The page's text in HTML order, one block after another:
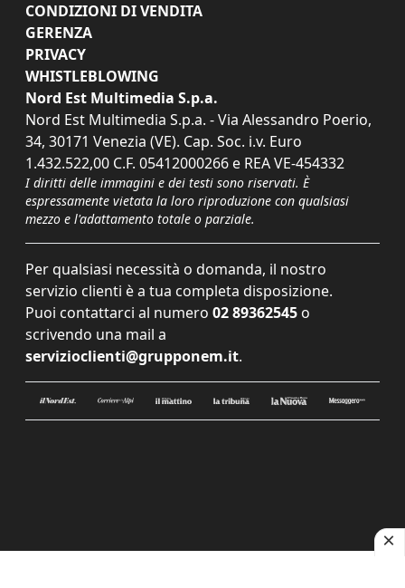
CONDIZIONI DI VENDITA
GERENZA
PRIVACY
WHISTLEBLOWING
Nord Est Multimedia S.p.a.
Nord Est Multimedia S.p.a. - Via Alessandro Poerio,
34, 30171 Venezia (VE). Cap. Soc. i.v. Euro
1.432.522,00 C.F. 05412000266 e REA VE-454332
I diritti delle immagini e dei testi sono riservati. È
espressamente vietata la loro riproduzione con qualsiasi
mezzo e l'adattamento totale o parziale.
Per qualsiasi necessità o domanda, il nostro
servizio clienti è a tua completa disposizione.
Puoi contattarci al numero 02 89362545 o
scrivendo una mail a
servizioclienti@grupponem.it.